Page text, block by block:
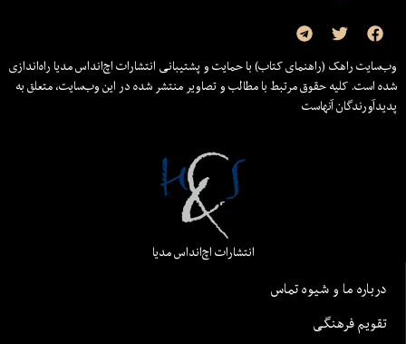
وب‌سایت راهک (راهنمای کتاب) با حمایت و پشتیبانی انتشارات اچ‌اند‌اس مدیا راه‌اندازی
شده است. کلیه حقوق مرتبط با مطالب و تصاویر منتشر شده در این وب‌سایت، متعلق به
پدیدآورندگان آنهاست
انتشارات اچ‌اند‌اس مدیا
درباره ما و شیوه تماس
تقویم فرهنگی